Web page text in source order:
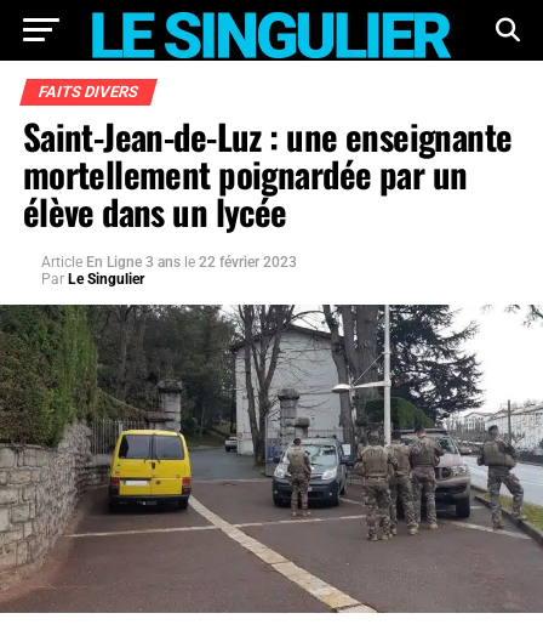
FAITS DIVERS
Saint-Jean-de-Luz : une enseignante
mortellement poignardée par un
élève dans un lycée
Article En Ligne 3 ans le 22 février 2023
Par Le Singulier